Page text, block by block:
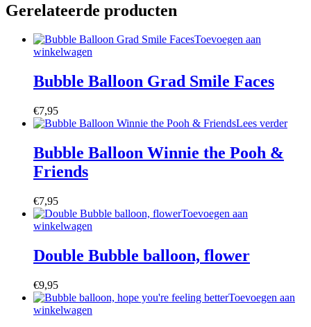
Gerelateerde producten
Toevoegen aan
winkelwagen
Bubble Balloon Grad Smile Faces
€7,95
Lees verder
Bubble Balloon Winnie the Pooh &
Friends
€7,95
Toevoegen aan
winkelwagen
Double Bubble balloon, flower
€9,95
Toevoegen aan
winkelwagen